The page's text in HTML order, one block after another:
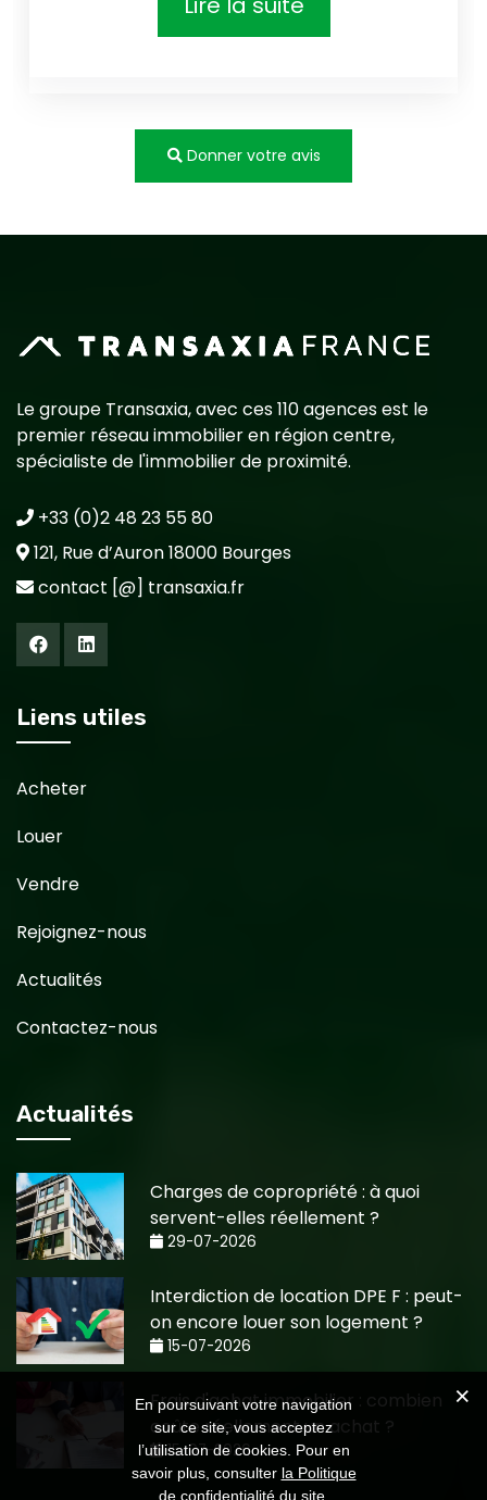
Donner votre avis
Le groupe Transaxia, avec ces 110 agences est le
premier réseau immobilier en région centre,
spécialiste de l'immobilier de proximité.
+33 (0)2 48 23 55 80
121, Rue d’Auron 18000 Bourges
contact [@] transaxia.fr
Liens utiles
Acheter
Louer
Vendre
Rejoignez-nous
Actualités
Contactez-nous
Actualités
Charges de copropriété : à quoi
servent-elles réellement ?
29-07-2026
Interdiction de location DPE F : peut-
on encore louer son logement ?
15-07-2026
Frais d'achat immobilier : combien
coûte réellement un achat ?
15-07-2026
En poursuivant votre navigation
sur ce site, vous acceptez
l’utilisation de cookies. Pour en
savoir plus, consulter la Politique
de confidentialité du site.